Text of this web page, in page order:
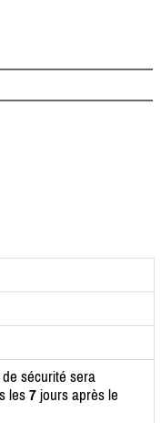
sécurité sera
les7 jours après le